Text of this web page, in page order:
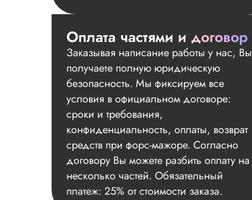
Оплата частями и договор
Заказывая написание работы у нас, Вы
получаете полную юридическую
безопасность. Мы фиксируем все
условия в официальном договоре:
сроки и требования,
конфиденциальность, оплаты, возврат
средств при форс-мажоре. Согласно
договору Вы можете разбить оплату на
несколько частей. Обязательный
платеж: 25% от стоимости заказа.